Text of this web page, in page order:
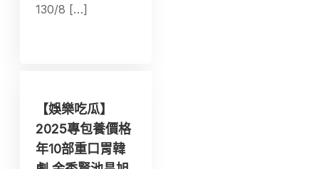
130/8 […]
【娛樂吃瓜】
2025專包養價格
年10部重口胃韓